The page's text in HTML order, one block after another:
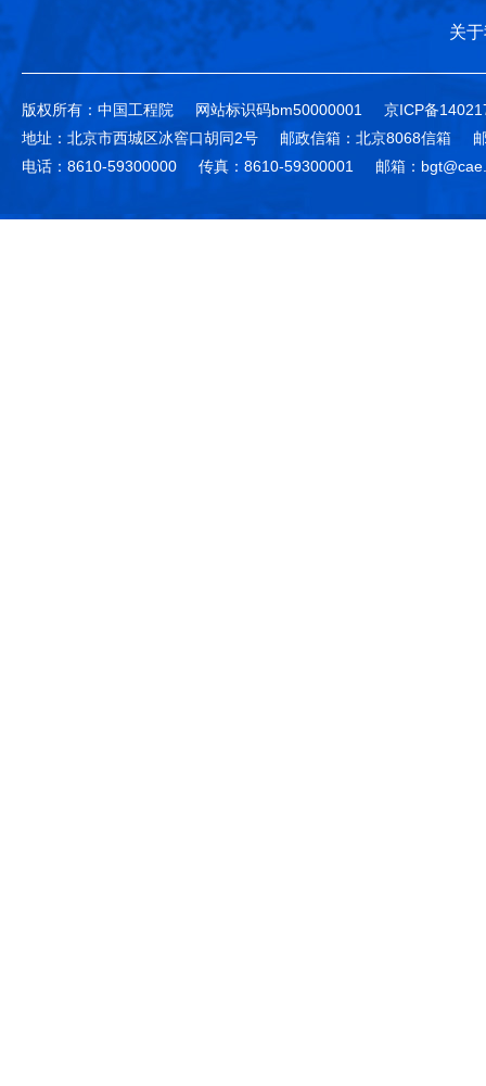
关
版权所有：中国工程院 网站标识码bm50000001
京ICP备
地址：北京市西城区冰窖口胡同2号
邮政信箱：北京8068信箱
电话：8610-59300000
传真：8610-59300001 邮箱：